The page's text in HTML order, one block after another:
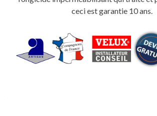
ceci est garantie 10 ans.